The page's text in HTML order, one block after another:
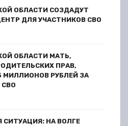
ОБЛАСТИ СОЗДАДУТ
ДЛЯ УЧАСТНИКОВ СВО
ОБЛАСТИ МАТЬ,
ПРАВ,
МИЛЛИОНОВ РУБЛЕЙ ЗА
СИТУАЦИЯ: НА ВОЛГЕ